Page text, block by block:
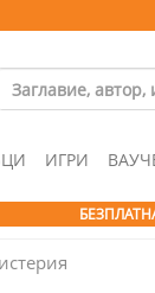
ИГРИ